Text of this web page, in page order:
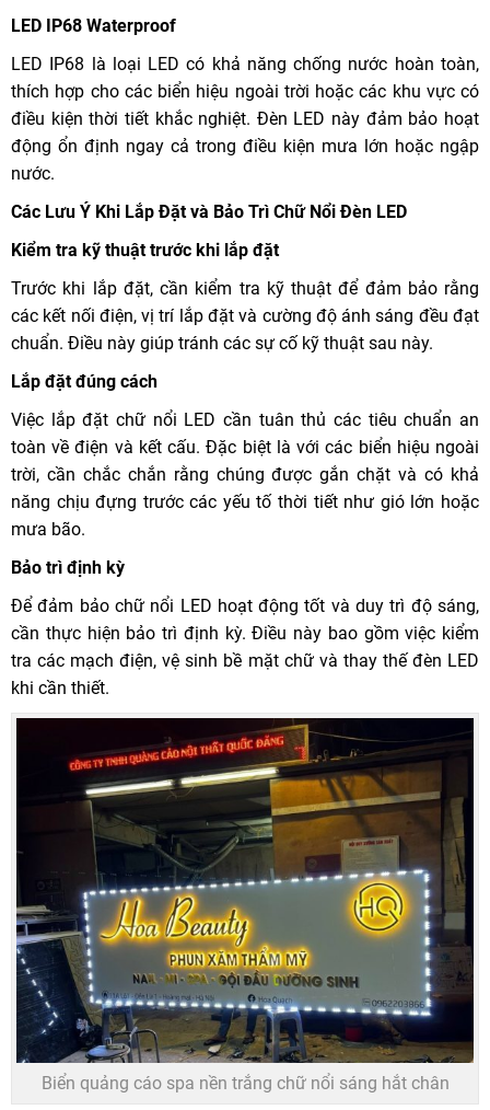
LED IP68 Waterproof
LED IP68 là loại LED có khả năng chống nước hoàn toàn,
thích hợp cho các biển hiệu ngoài trời hoặc các khu vực có
điều kiện thời tiết khắc nghiệt. Đèn LED này đảm bảo hoạt
động ổn định ngay cả trong điều kiện mưa lớn hoặc ngập
nước.
Các Lưu Ý Khi Lắp Đặt và Bảo Trì Chữ Nổi Đèn LED
Kiểm tra kỹ thuật trước khi lắp đặt
Trước khi lắp đặt, cần kiểm tra kỹ thuật để đảm bảo rằng
các kết nối điện, vị trí lắp đặt và cường độ ánh sáng đều đạt
chuẩn. Điều này giúp tránh các sự cố kỹ thuật sau này.
Lắp đặt đúng cách
Việc lắp đặt chữ nổi LED cần tuân thủ các tiêu chuẩn an
toàn về điện và kết cấu. Đặc biệt là với các biển hiệu ngoài
trời, cần chắc chắn rằng chúng được gắn chặt và có khả
năng chịu đựng trước các yếu tố thời tiết như gió lớn hoặc
mưa bão.
Bảo trì định kỳ
Để đảm bảo chữ nổi LED hoạt động tốt và duy trì độ sáng,
cần thực hiện bảo trì định kỳ. Điều này bao gồm việc kiểm
tra các mạch điện, vệ sinh bề mặt chữ và thay thế đèn LED
khi cần thiết.
Biển quảng cáo spa nền trắng chữ nổi sáng hắt chân